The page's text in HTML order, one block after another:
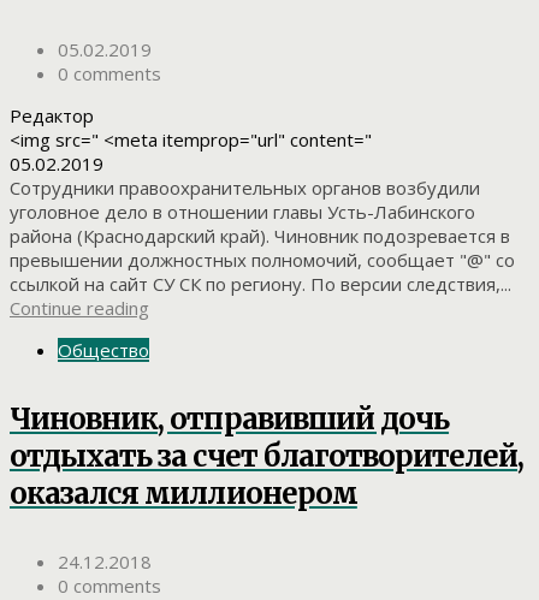
05.02.2019
0 comments
Редактор
<img src=" <meta itemprop="url" content="
05.02.2019
Сотрудники правоохранительных органов возбудили
уголовное дело в отношении главы Усть-Лабинского
района (Краснодарский край). Чиновник подозревается в
превышении должностных полномочий, сообщает "@" со
ссылкой на сайт СУ СК по региону. По версии следствия,...
Continue reading
Общество
Чиновник, отправивший дочь
отдыхать за счет благотворителей,
оказался миллионером
24.12.2018
0 comments